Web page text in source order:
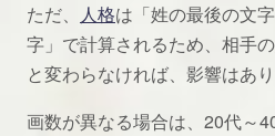
ただ、 人格は「姓の最後の文
字」で計算されるため、相手
と変わらなければ、影響はあり
画数が異なる場合は、20代～